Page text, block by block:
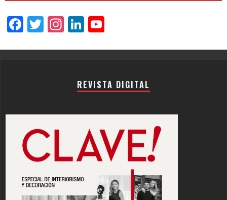
Facebook
Twitter
Instagram
LinkedIn
REVISTA DIGITAL